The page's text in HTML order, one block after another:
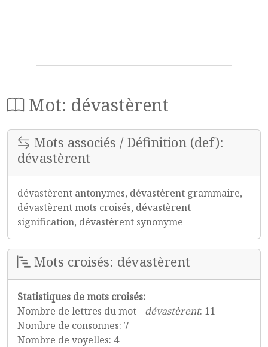
Mot: dévastèrent
Mots associés / Définition (def):
dévastèrent
dévastèrent antonymes, dévastèrent grammaire,
dévastèrent mots croisés, dévastèrent
signification, dévastèrent synonyme
Mots croisés: dévastèrent
Statistiques de mots croisés:
Nombre de lettres du mot - dévastèrent: 11
Nombre de consonnes: 7
Nombre de voyelles: 4